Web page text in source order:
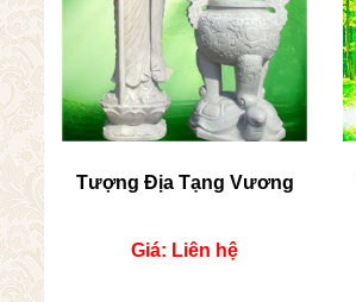
Tượng Địa Tạng Vương
Giá: Liên hệ